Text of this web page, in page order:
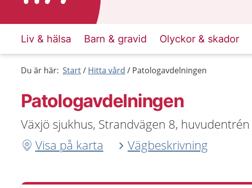
Liv & hälsa Barn & gravid Olyckor & skador
Du är här: Start Hitta vård Patologavdelningen
Patologavdelningen
Växjö sjukhus, Strandvägen 8, huvudentrén
Visa på karta
Vägbeskrivning